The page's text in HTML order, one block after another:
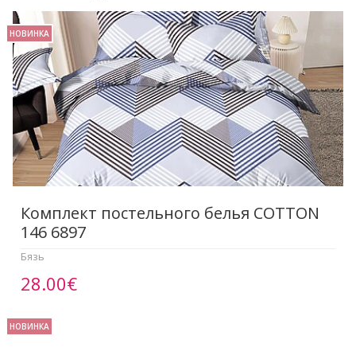
НОВИНКА
Комплект постельного белья COTTON
146 6897
Бязь
28.00€
НОВИНКА